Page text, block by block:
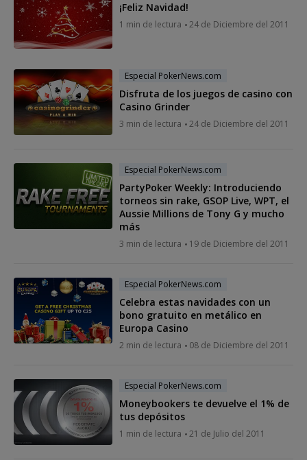
¡Feliz Navidad!
1 min de lectura 24 de Diciembre del 2011
Especial PokerNews.com
Disfruta de los juegos de casino con
Casino Grinder
3 min de lectura 24 de Diciembre del 2011
Especial PokerNews.com
PartyPoker Weekly: Introduciendo
torneos sin rake, GSOP Live, WPT, el
Aussie Millions de Tony G y mucho
más
3 min de lectura 19 de Diciembre del 2011
Especial PokerNews.com
Celebra estas navidades con un
bono gratuito en metálico en
Europa Casino
2 min de lectura 08 de Diciembre del 2011
Especial PokerNews.com
Moneybookers te devuelve el 1% de
tus depósitos
1 min de lectura 21 de Julio del 2011